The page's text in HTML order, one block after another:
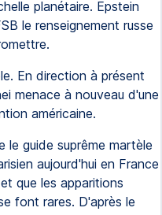
planétaire. Epstein
le renseignement russe
En direction à présent
menace à nouveau d'une
américaine.
le guide suprême martèle
aujourd'hui en France
que les apparitions
font rares. D'après le